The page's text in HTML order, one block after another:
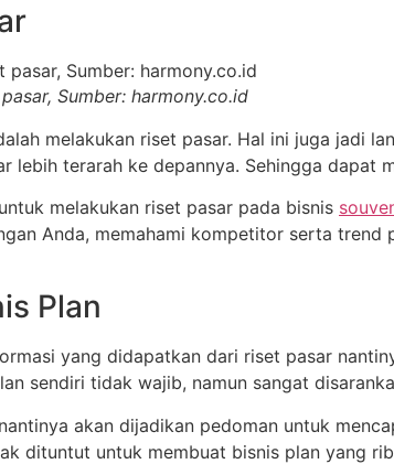
Sumber: harmony.co.id
melakukan riset pasar. Hal ini juga jadi
lebih terarah ke depannya. Sehingga dapat
melakukan riset pasar pada bisnis
Anda, memahami kompetitor serta
Plan
yang didapatkan dari riset pasar
sendiri tidak wajib, namun sangat
akan dijadikan pedoman untuk
dituntut untuk membuat bisnis plan yang